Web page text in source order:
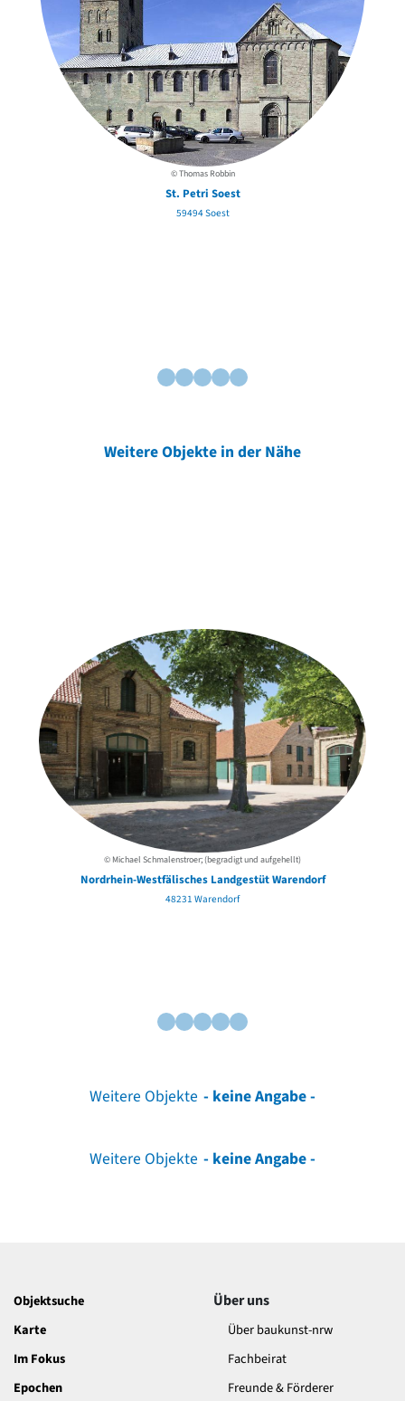
© Thomas Robbin
St. Petri Soest
59494 Soest
Weitere Objekte in der Nähe
© Michael Schmalenstroer; (begradigt und aufgehellt)
Nordrhein-Westfälisches Landgestüt Warendorf
48231 Warendorf
Weitere Objekte - keine Angabe -
Weitere Objekte - keine Angabe -
Objektsuche
Karte
Im Fokus
Epochen
Über uns
Über baukunst-nrw
Fachbeirat
Freunde & Förderer